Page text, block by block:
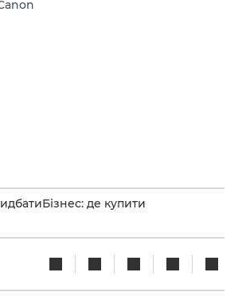
Бізнес: де купити